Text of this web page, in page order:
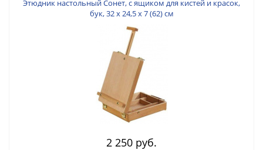
Этюдник настольный Сонет, с ящиком для кистей и красок,
бук, 32 x 24,5 x 7 (62) см
2 250 руб.